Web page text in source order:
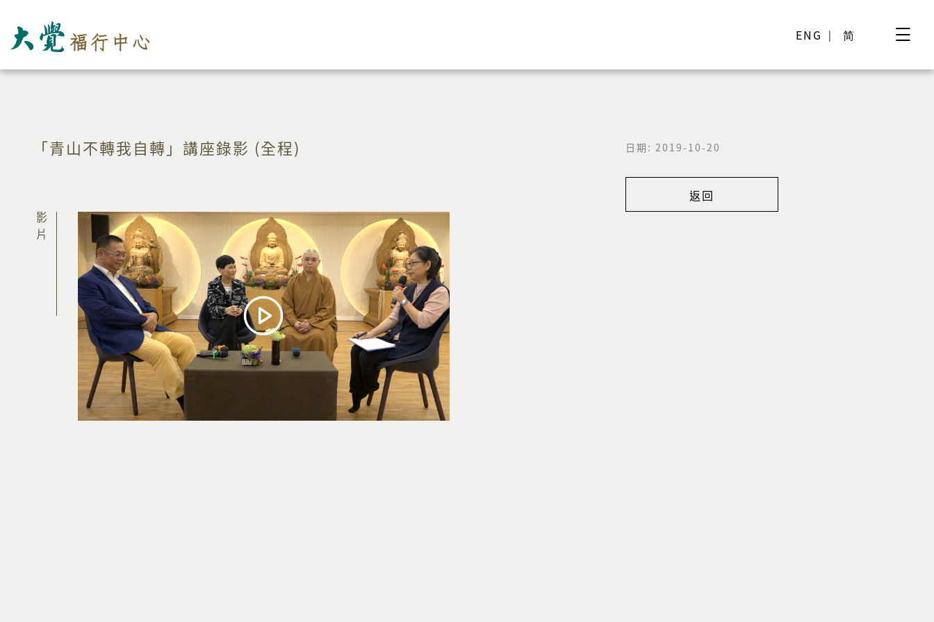
ENG 简
「青山不轉我自轉」講座錄影 (全程) 日期: 2019-10-20
返回
影片